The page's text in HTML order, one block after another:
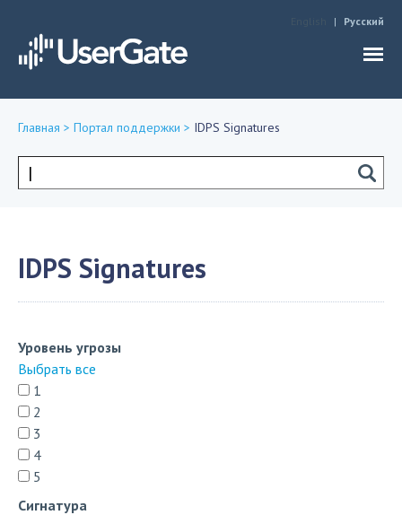
Русский
здесь
Главная > Портал поддержки > IDPS Signatures
Форма
IDPS Signatures
Уровень угрозы
Выбрать все
1
2
3
4
5
Сигнатура